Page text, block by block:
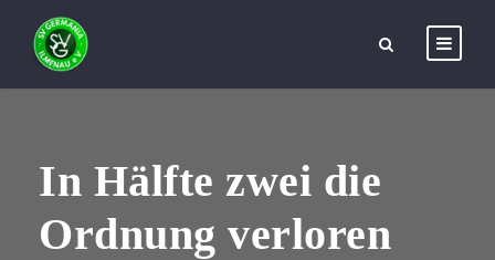
In Hälfte zwei die
Ordnung verloren